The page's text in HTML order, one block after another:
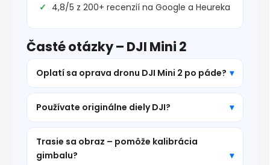
4,8/5 z 200+ recenzií na Google a Heureka
Časté otázky – DJI Mini 2
Oplatí sa oprava dronu DJI Mini 2 po páde?
Používate originálne diely DJI?
Trasie sa obraz – pomôže kalibrácia
gimbalu?